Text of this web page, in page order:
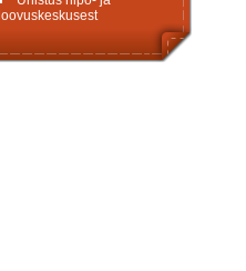
loovuskeskusest